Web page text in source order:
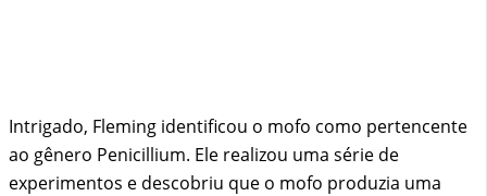
Intrigado, Fleming identificou o mofo como pertencente
ao gênero Penicillium. Ele realizou uma série de
experimentos e descobriu que o mofo produzia uma